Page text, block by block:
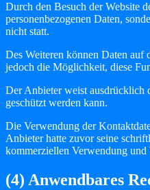
Durch den Besuch der Website
personenbezogenen Daten,
nicht statt.
Des Weiteren können Daten auf
jedoch die Möglichkeit, diese
Der Anbieter weist ausdrücklich
geschützt werden kann.
Die Verwendung der
Anbieter hatte zuvor seine
kommerziellen Verwendung und
(4) Anwendbares